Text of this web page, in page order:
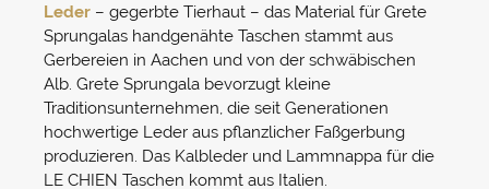
Leder – gegerbte Tierhaut – das Material für Grete
Sprungalas handgenähte Taschen stammt aus
Gerbereien in Aachen und von der schwäbischen
Alb. Grete Sprungala bevorzugt kleine
Traditionsunternehmen, die seit Generationen
hochwertige Leder aus pflanzlicher Faßgerbung
produzieren. Das Kalbleder und Lammnappa für die
LE CHIEN Taschen kommt aus Italien.